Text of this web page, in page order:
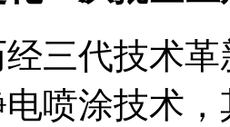
三代技术
喷涂技术